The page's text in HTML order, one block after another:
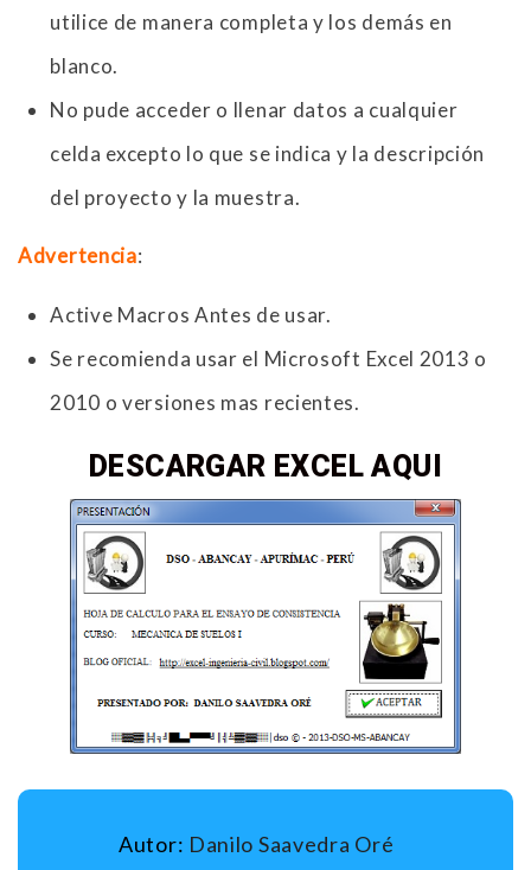
utilice de manera completa y los demás en
blanco.
No pude acceder o llenar datos a cualquier
celda excepto lo que se indica y la descripción
del proyecto y la muestra.
Advertencia:
Active Macros Antes de usar.
Se recomienda usar el Microsoft Excel 2013 o
2010 o versiones mas recientes.
DESCARGAR EXCEL AQUI
Autor: Danilo Saavedra Oré